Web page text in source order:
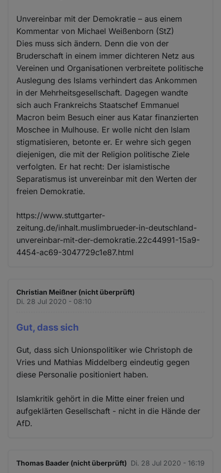
Unvereinbar mit der Demokratie – aus einem
Kommentar von Michael Weißenborn (StZ)
Dies muss sich ändern. Denn die von der
Bruderschaft in einem immer dichteren Netz aus
Vereinen und Organisationen verbreitete politische
Auslegung des Islams verhindert das Ankommen
in der Mehrheitsgesellschaft. Dagegen wandte
sich auch Frankreichs Staatschef Emmanuel
Macron beim Besuch einer aus Katar finanzierten
Moschee in Mulhouse. Er wolle nicht den Islam
stigmatisieren, betonte er. Er wehre sich gegen
diejenigen, die mit der Religion politische Ziele
verfolgten. Er hat recht: Der islamistische
Separatismus ist unvereinbar mit den Werten der
freien Demokratie.
https://www.stuttgarter-
zeitung.de/inhalt.muslimbrueder-in-deutschland-
unvereinbar-mit-der-demokratie.22c44991-15a9-
4454-ac69-3047729c1e87.html
Christian Meißner (nicht überprüft)
Di. 28 Jul 2020 - 08:10
Gut, dass sich
Gut, dass sich Unionspolitiker wie Christoph de
Vries und Mathias Middelberg eindeutig gegen
diese Personalie positioniert haben.
Islamkritik gehört in die Mitte einer freien und
aufgeklärten Gesellschaft - nicht in die Hände der
AfD.
Thomas Baader (nicht überprüft) Di. 28 Jul 2020 - 16:19